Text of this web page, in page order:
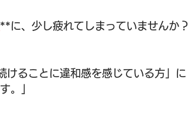
**に、少し疲れてしまっていませんか？
ことに違和感を感じている方」に
。」